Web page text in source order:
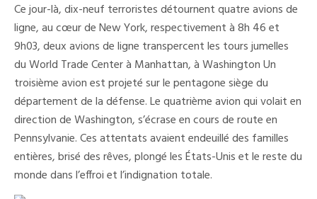
Ce jour-là, dix-neuf terroristes détournent quatre avions de
ligne, au cœur de New York, respectivement à 8h 46 et
9h03, deux avions de ligne transpercent les tours jumelles
du World Trade Center à Manhattan, à Washington Un
troisième avion est projeté sur le pentagone siège du
département de la défense. Le quatrième avion qui volait en
direction de Washington, s’écrase en cours de route en
Pennsylvanie. Ces attentats avaient endeuillé des familles
entières, brisé des rêves, plongé les États-Unis et le reste du
monde dans l’effroi et l’indignation totale.